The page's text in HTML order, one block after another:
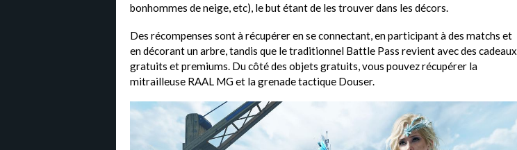
bonhommes de neige, etc), le but étant de les trouver dans les décors.
Des récompenses sont à récupérer en se connectant, en participant à des matchs et
en décorant un arbre, tandis que le traditionnel Battle Pass revient avec des cadeaux
gratuits et premiums. Du côté des objets gratuits, vous pouvez récupérer la
mitrailleuse RAAL MG et la grenade tactique Douser.